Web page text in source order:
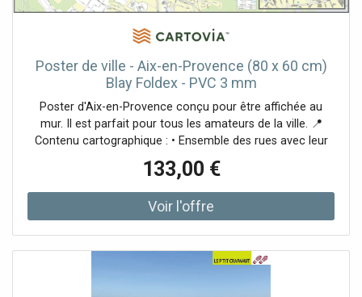
Poster de ville - Aix-en-Provence (80 x 60 cm)
Blay Foldex - PVC 3 mm
Poster d'Aix-en-Provence conçu pour être affichée au
mur. Il est parfait pour tous les amateurs de la ville. 📍
Contenu cartographique : • Ensemble des rues avec leur
nom, • Principaux bâtiments public, • Principaux sites et
monuments à visiter. 📌 Cette carte murale est disponible
en 3 finitions : • Papier 150 g (support souple, carte livrée
dans un tube) • Papier 150 g avec plastification mate
133,00 €